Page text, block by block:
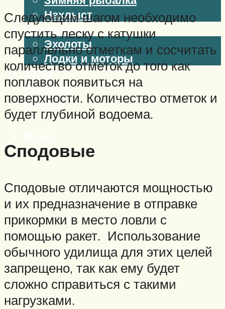
Нахлыст
Снаряжение
Эхолоты
Лодки и моторы
Узлы
Рецепты
Разное
Следующим шагом необходимо
спустить леску с катушки
параллельно отметкам и сосчитать
количество отметок до того как
поплавок появиться на
поверхности. Количество отметок и
будет глубиной водоема.
Сподовые
Сподовые отличаются мощностью
и их предназначение в отправке
прикормки в место ловли с
помощью ракет. Использование
обычного удилища для этих целей
запрещено, так как ему будет
сложно справиться с такими
нагрузками.